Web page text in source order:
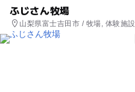
ふじさん牧場
山梨県富士吉田市 / 牧場, 体験施設